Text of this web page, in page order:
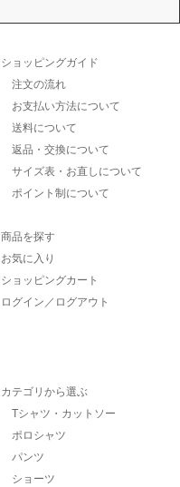
ショッピングガイド
注文の流れ
お支払い方法について
送料について
返品・交換について
サイズ表・お直しについて
ポイント制について
商品を探す
お気に入り
ショッピングカート
ログイン／ログアウト
カテゴリから選ぶ
Tシャツ・カットソー
ポロシャツ
パンツ
ショーツ